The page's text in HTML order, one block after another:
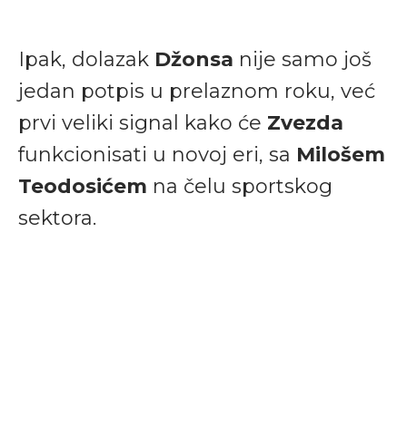
Ipak, dolazak Džonsa nije samo još
jedan potpis u prelaznom roku, već
prvi veliki signal kako će Zvezda
funkcionisati u novoj eri, sa Milošem
Teodosićem na čelu sportskog
sektora.